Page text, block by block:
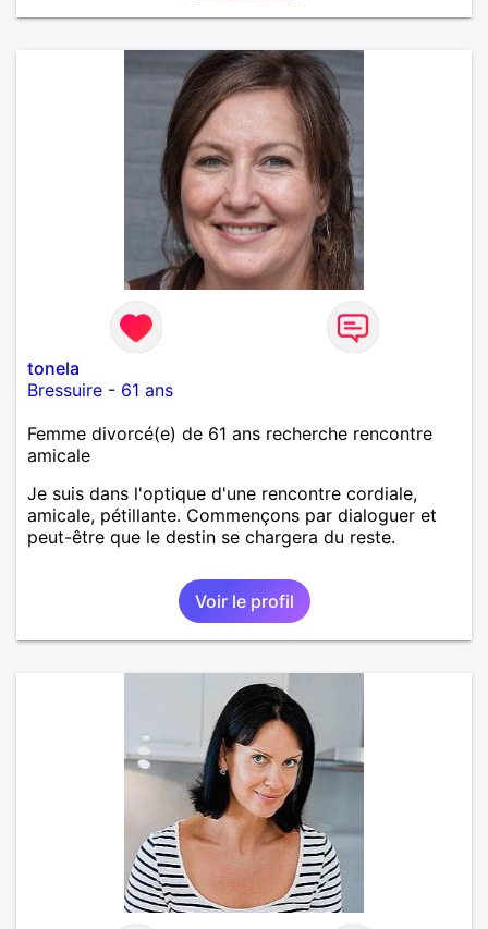
tonela
Bressuire - 61 ans
Femme divorcé(e) de 61 ans recherche rencontre
amicale
Je suis dans l'optique d'une rencontre cordiale,
amicale, pétillante. Commençons par dialoguer et
peut-être que le destin se chargera du reste.
Voir le profil